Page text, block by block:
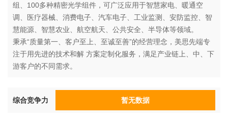
组、100多种精密光学组件，可广泛应用于智慧家电、暖通空
调、医疗器械、消费电子、汽车电子、工业监测、安防监控、智
慧能源、智慧农业、航空航天、公共安全、半导体等领域。
秉承“质量第一、客户至上、至诚至善”的经营理念，美思先端专
注于用先进的技术和解 方案定制化服务，满足产业链上、中、下
游客户的不同需求。
综合竞争力 暂无数据